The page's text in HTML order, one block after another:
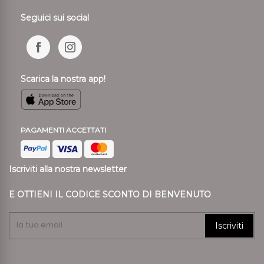
Seguici sui social
Scarica la nostra app!
PAGAMENTI ACCETTATI
Iscriviti alla nostra newsletter
E OTTIENI IL CODICE SCONTO DI BENVENUTO
Iscriviti